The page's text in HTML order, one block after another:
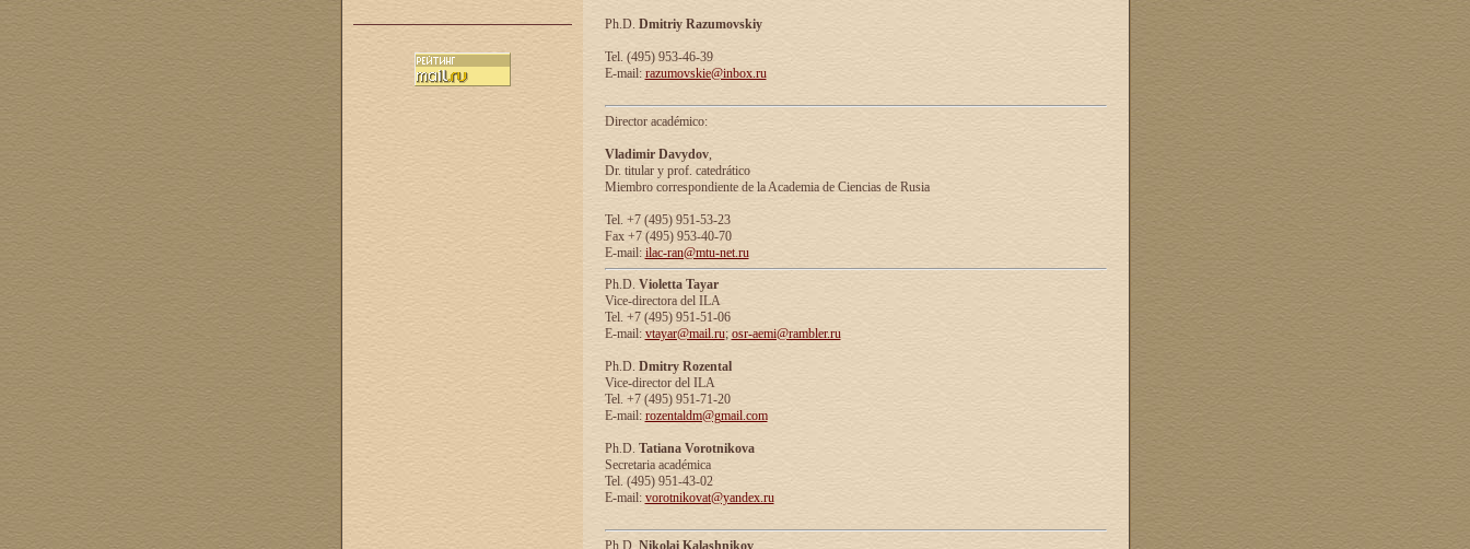
Ph.D. Dmitriy Razumovskiy
Tel. (495) 953-46-39
E-mail: razumovskie@inbox.ru
Director académico:
Vladimir Davydov,
Dr. titular y prof. catedrático
Miembro correspondiente de la Academia de Ciencias de Rusia
Tel. +7 (495) 951-53-23
Fax +7 (495) 953-40-70
E-mail: ilac-ran@mtu-net.ru
Ph.D. Violetta Tayar
Vice-directora del ILA
Tel. +7 (495) 951-51-06
E-mail: vtayar@mail.ru; osr-aemi@rambler.ru
Ph.D. Dmitry Rozental
Vice-director del ILA
Tel. +7 (495) 951-71-20
E-mail: rozentaldm@gmail.com
Ph.D. Tatiana Vorotnikova
Secretaria académica
Tel. (495) 951-43-02
E-mail: vorotnikovat@yandex.ru
Ph.D. Nikolai Kalashnikov